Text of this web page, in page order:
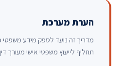
הערת מערכת
מדריך זה נועד לספק מידע משפטי
תחליף לייעוץ משפטי אישי מעורך